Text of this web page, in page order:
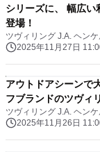
シリーズに、 幅広
登場！
ツヴィリング J.A. ヘン
2025年11月27日
アウトドアシーンで
フブランドのツヴィ
ツヴィリング J.A. ヘン
2025年11月26日